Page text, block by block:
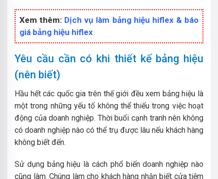
Xem thêm: Dịch vụ làm bảng hiệu hiflex & báo
giá bảng hiệu hiflex
Yêu cầu cần có khi thiết kế bảng hiệu
(nên biết)
Hầu hết các quốc gia trên thế giới đều xem bảng hiệu là
một trong những yếu tố không thể thiếu trong việc hoạt
động của doanh nghiệp. Thời buổi cạnh tranh nên không
có doanh nghiệp nào có thể trụ được lâu nếu khách hàng
không biết đến.
Sử dụng bảng hiệu là cách phổ biến doanh nghiệp nào
cũng làm. Chúng làm cho khách hàng nhận biết cửa tiệm